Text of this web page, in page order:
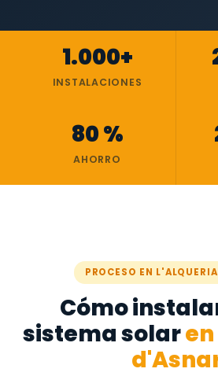
1.000+
INSTALACIONES
80 %
AHORRO
PROCESO EN
Cómo
sistema solar